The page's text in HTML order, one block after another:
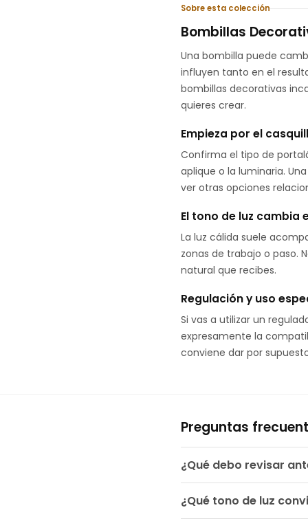
Sobre esta colección
Bombillas
Una bombilla puede
influyen tanto en el
bombillas decorativas
quieres crear.
Empieza por el
Confirma el tipo de
aplique o la luminaria.
ver otras opciones
El tono de luz cambia
La luz cálida suele
zonas de trabajo o paso.
natural que recibes.
Regulación y uso
Si vas a utilizar un
expresamente la
conviene dar por
Preguntas
¿Qué debo revisar
¿Qué tono de luz